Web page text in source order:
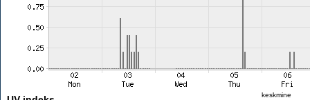
keskmine